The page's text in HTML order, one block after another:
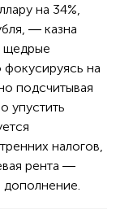
на 34%,
― казна
щедрые
фокусируясь на
подсчитывая
упустить
налогов,
рента ―